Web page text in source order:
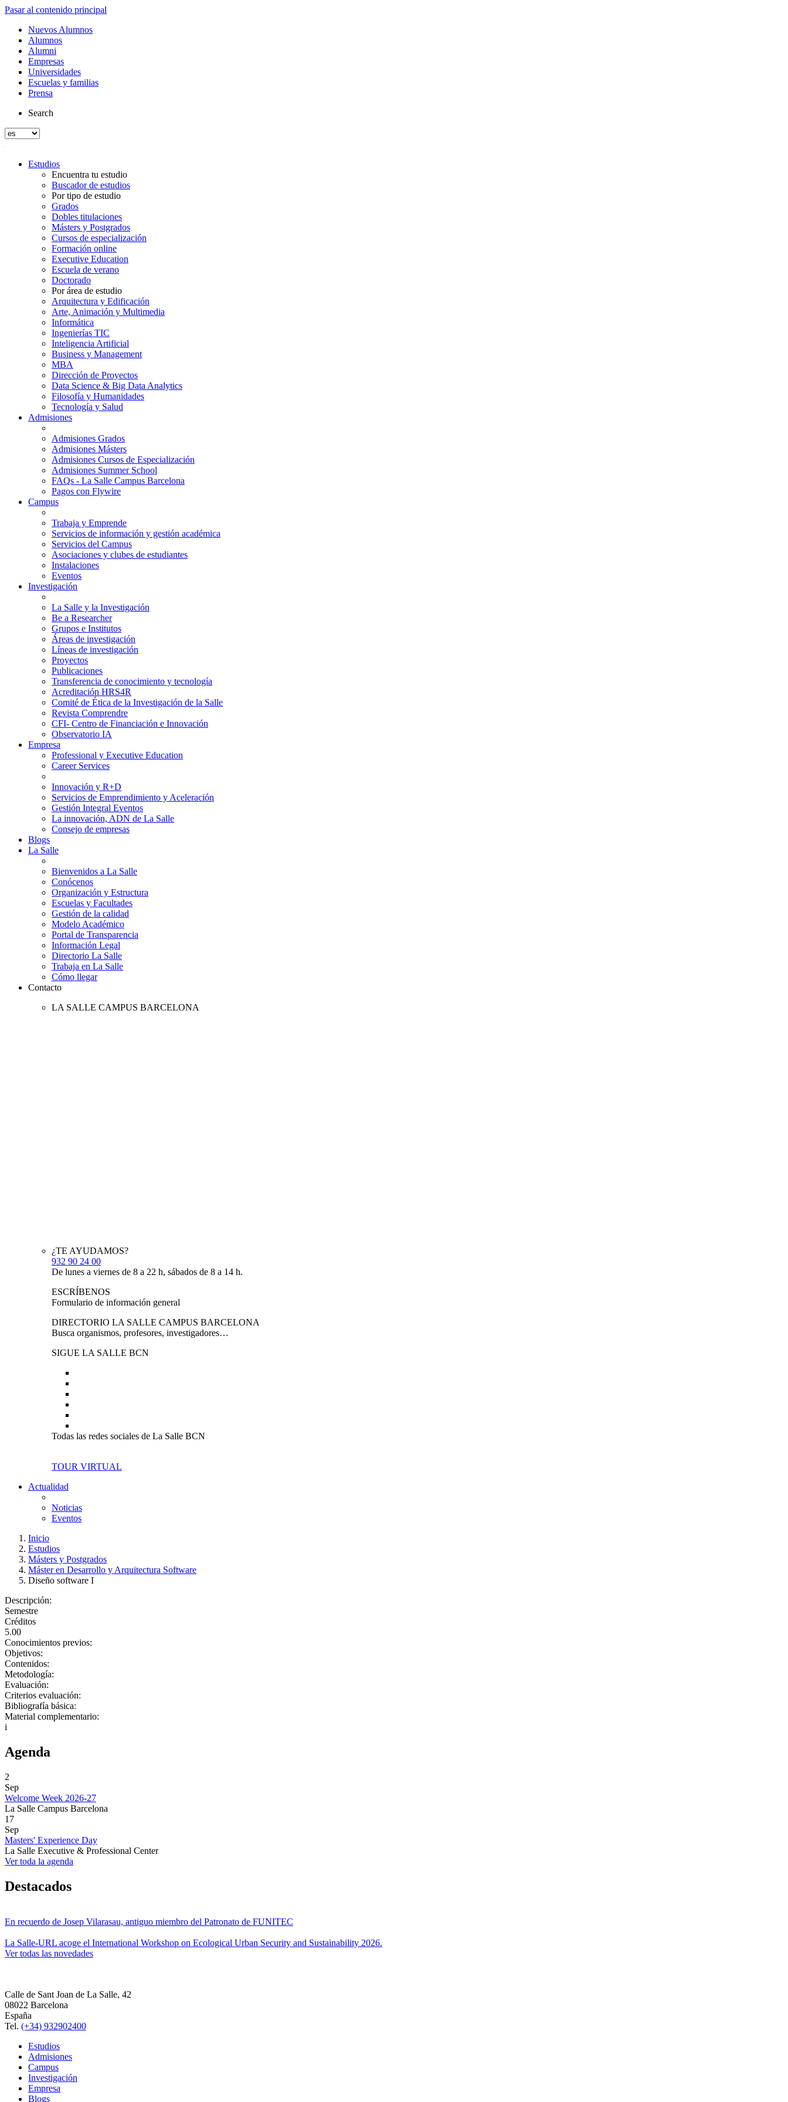
Pasar al contenido principal
Nuevos Alumnos
Alumnos
Alumni
Empresas
Universidades
Escuelas y familias
Prensa
Search
Estudios
Encuentra tu estudio
Buscador de estudios
Por tipo de estudio
Grados
Dobles titulaciones
Másters y Postgrados
Cursos de especialización
Formación online
Executive Education
Escuela de verano
Doctorado
Por área de estudio
Arquitectura y Edificación
Arte, Animación y Multimedia
Informática
Ingenierías TIC
Inteligencia Artificial
Business y Management
MBA
Dirección de Proyectos
Data Science & Big Data Analytics
Filosofía y Humanidades
Tecnología y Salud
Admisiones
Admisiones Grados
Admisiones Másters
Admisiones Cursos de Especialización
Admisiones Summer School
FAQs - La Salle Campus Barcelona
Pagos con Flywire
Campus
Trabaja y Emprende
Servicios de información y gestión académica
Servicios del Campus
Asociaciones y clubes de estudiantes
Instalaciones
Eventos
Investigación
La Salle y la Investigación
Be a Researcher
Grupos e Institutos
Áreas de investigación
Líneas de investigación
Proyectos
Publicaciones
Transferencia de conocimiento y tecnología
Acreditación HRS4R
Comité de Ética de la Investigación de la Salle
Revista Comprendre
CFI- Centro de Financiación e Innovación
Observatorio IA
Empresa
Professional y Executive Education
Career Services
Innovación y R+D
Servicios de Emprendimiento y Aceleración
Gestión Integral Eventos
La innovación, ADN de La Salle
Consejo de empresas
Blogs
La Salle
Bienvenidos a La Salle
Conócenos
Organización y Estructura
Escuelas y Facultades
Gestión de la calidad
Modelo Académico
Portal de Transparencia
Información Legal
Directorio La Salle
Trabaja en La Salle
Cómo llegar
Contacto
LA SALLE CAMPUS BARCELONA
¿TE AYUDAMOS?
932 90 24 00
De lunes a viernes de 8 a 22 h, sábados de 8 a 14 h.
ESCRÍBENOS
Formulario de información general
DIRECTORIO LA SALLE CAMPUS BARCELONA
Busca organismos, profesores, investigadores…
SIGUE LA SALLE BCN
Todas las redes sociales de La Salle BCN
TOUR VIRTUAL
Actualidad
Noticias
Eventos
Inicio
Estudios
Másters y Postgrados
Máster en Desarrollo y Arquitectura Software
Diseño software I
Descripción:
Semestre
Créditos
5.00
Conocimientos previos:
Objetivos:
Contenidos:
Metodología:
Evaluación:
Criterios evaluación:
Bibliografía básica:
Material complementario:
i
Agenda
2
Sep
Welcome Week 2026-27
La Salle Campus Barcelona
17
Sep
Masters' Experience Day
La Salle Executive & Professional Center
Ver toda la agenda
Destacados
En recuerdo de Josep Vilarasau, antiguo miembro del Patronato de FUNITEC
La Salle-URL acoge el International Workshop on Ecological Urban Security and Sustainability 2026.
Ver todas las novedades
Calle de Sant Joan de La Salle, 42
08022 Barcelona
España
Tel. (+34) 932902400
Estudios
Admisiones
Campus
Investigación
Empresa
Blogs